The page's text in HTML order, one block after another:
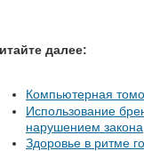
далее:
Компьютерная
Использование
нарушением закона
Здоровье в ритме